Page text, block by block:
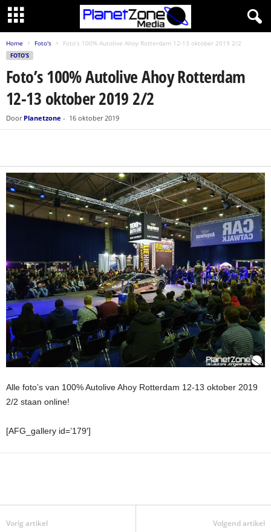
Home Foto's Foto’s 100% Autolive Ahoy Rotterdam 12-13 oktober 2019 2/2
FOTO'S
Foto’s 100% Autolive Ahoy Rotterdam
12-13 oktober 2019 2/2
Door Planetzone - 16 oktober 2019
Alle foto’s van 100% Autolive Ahoy Rotterdam 12-13 oktober 2019
2/2 staan online!
[AFG_gallery id=’179′]
Vorig artikel Volgend artikel